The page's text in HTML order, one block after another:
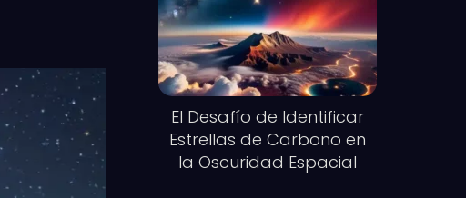
El Desafío de Identificar
Estrellas de Carbono en
la Oscuridad Espacial